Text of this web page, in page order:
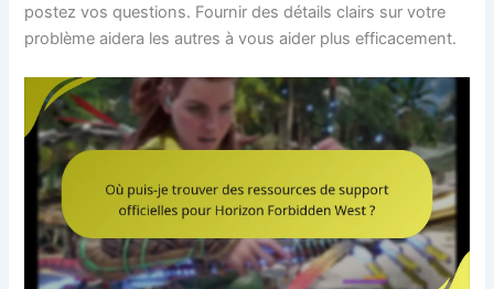
postez vos questions. Fournir des détails clairs sur votre
problème aidera les autres à vous aider plus efficacement.